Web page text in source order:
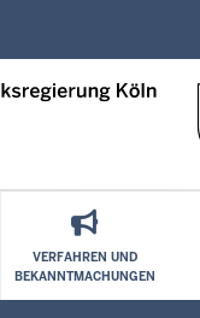
VERFAHREN UND
BEKANNTMACHUNGEN